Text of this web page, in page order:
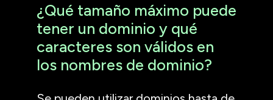
¿Qué tamaño máximo puede
tener un dominio y qué
caracteres son válidos en
los nombres de dominio?